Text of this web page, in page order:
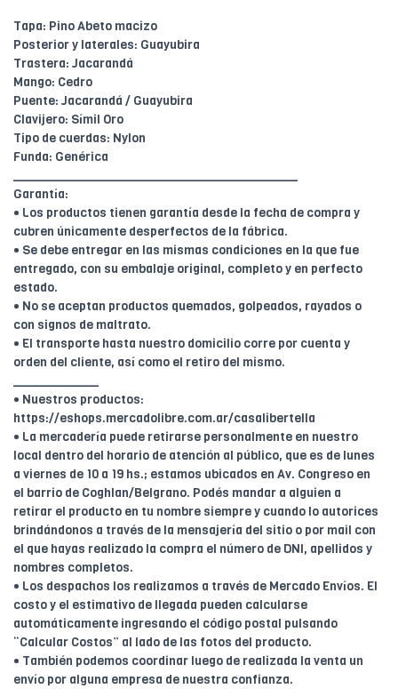
Tapa: Pino Abeto macizo
Posterior y laterales: Guayubira
Trastera: Jacarandá
Mango: Cedro
Puente: Jacarandá / Guayubira
Clavijero: Símil Oro
Tipo de cuerdas: Nylon
Funda: Genérica
Garantía:
• Los productos tienen garantía desde la fecha de compra y
cubren únicamente desperfectos de la fábrica.
• Se debe entregar en las mismas condiciones en la que fue
entregado, con su embalaje original, completo y en perfecto
estado.
• No se aceptan productos quemados, golpeados, rayados o
con signos de maltrato.
• El transporte hasta nuestro domicilio corre por cuenta y
orden del cliente, así como el retiro del mismo.
• Nuestros productos:
https://eshops.mercadolibre.com.ar/casalibertella
• La mercadería puede retirarse personalmente en nuestro
local dentro del horario de atención al público, que es de lunes
a viernes de 10 a 19 hs.; estamos ubicados en Av. Congreso en
el barrio de Coghlan/Belgrano. Podés mandar a alguien a
retirar el producto en tu nombre siempre y cuando lo autorices
brindándonos a través de la mensajería del sitio o por mail con
el que hayas realizado la compra el número de DNI, apellidos y
nombres completos.
• Los despachos los realizamos a través de Mercado Envíos. El
costo y el estimativo de llegada pueden calcularse
automáticamente ingresando el código postal pulsando
“Calcular Costos” al lado de las fotos del producto.
• También podemos coordinar luego de realizada la venta un
envío por alguna empresa de nuestra confianza.